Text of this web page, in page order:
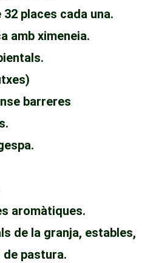
places cada una.
amb ximeneia.
barreres
aromàtiques.
de la granja, estables,
pastura.